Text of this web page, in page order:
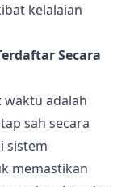
kelalaian
Secara
waktu adalah
sah secara
sistem
memastikan